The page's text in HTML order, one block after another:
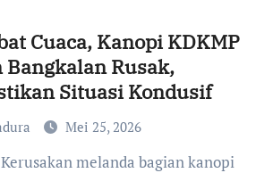
Cuaca, Kanopi KDKMP
Bangkalan Rusak,
Situasi Kondusif
Mei 25, 2026